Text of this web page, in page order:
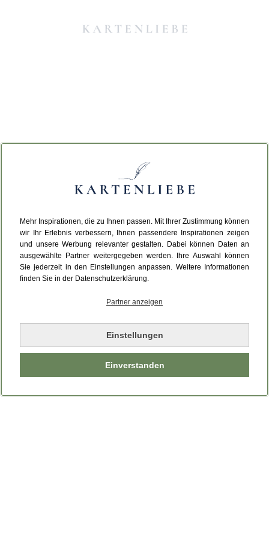
Mehr Inspirationen, die zu Ihnen passen. Mit Ihrer Zustimmung können
wir Ihr Erlebnis verbessern, Ihnen passendere Inspirationen zeigen
und unsere Werbung relevanter gestalten. Dabei können Daten an
ausgewählte Partner weitergegeben werden. Ihre Auswahl können
Sie jederzeit in den Einstellungen anpassen. Weitere Informationen
finden Sie in der Datenschutzerklärung.
Partner anzeigen
Einstellungen
Einverstanden
Da ist etwas schiefgelaufen.
Leider ist ein technischer Fehler aufgetreten.
Bitte laden Sie die Seite neu.